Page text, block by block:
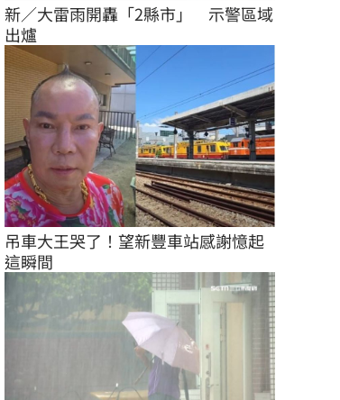
新／大雷雨開轟「2縣市」　示警區域
出爐
吊車大王哭了！望新豐車站感謝憶起
這瞬間